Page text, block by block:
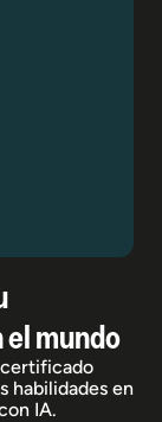
mundo
habilidades en
IA.